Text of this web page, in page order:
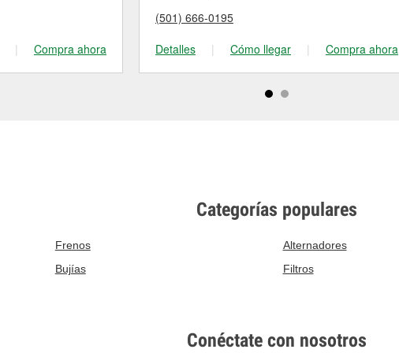
| Compra ahora
(501) 666-0195
Detalles
| Cómo llegar | Compra ahora
Categorías populares
Frenos Alternadores
Bujías Filtros
Conéctate con nosotros